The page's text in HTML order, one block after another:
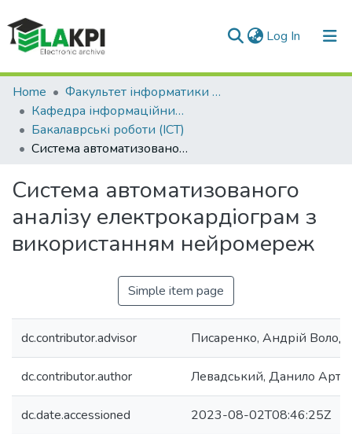
Log In (current)
Communities & Collections
All of DSpace
Statistics
Home
Факультет інформатики та обчислювальної техніки (ФІОТ)
Кафедра інформаційних систем та технологій (ІСТ)
Бакалаврські роботи (ІСТ)
Система автоматизованого аналізу електрокардіограм з використанням нейромереж
Система автоматизованого
аналізу електрокардіограм з
використанням нейромереж
Simple item page
dc.contributor.advisor Писаренко, Андрій
dc.contributor.author Левадський, Данило
dc.date.accessioned 2023-08-02T08:46:25Z